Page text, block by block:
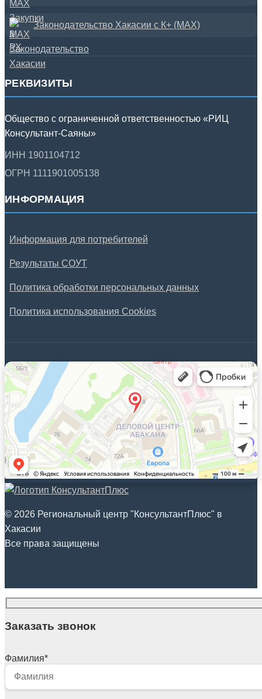
Законодательство Хакасии с К+ (MAX)
РЕКВИЗИТЫ
Общество с ограниченной ответственностью «РИЦ
Консультант-Саяны»
ИНН 1901104712
ОГРН 1111901005138
ИНФОРМАЦИЯ
Информация для потребителей
Результаты СОУТ
Политика обработки персональных данных
Политика использования Cookies
© 2026 Региональный центр "КонсультантПлюс" в
Хакасии
Все права защищены
Заказать звонок
Фамилия*